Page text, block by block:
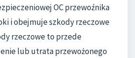
OC przewoźnika
i obejmuje szkody rzeczowe
rzeczowe to przede
lub utrata przewożonego